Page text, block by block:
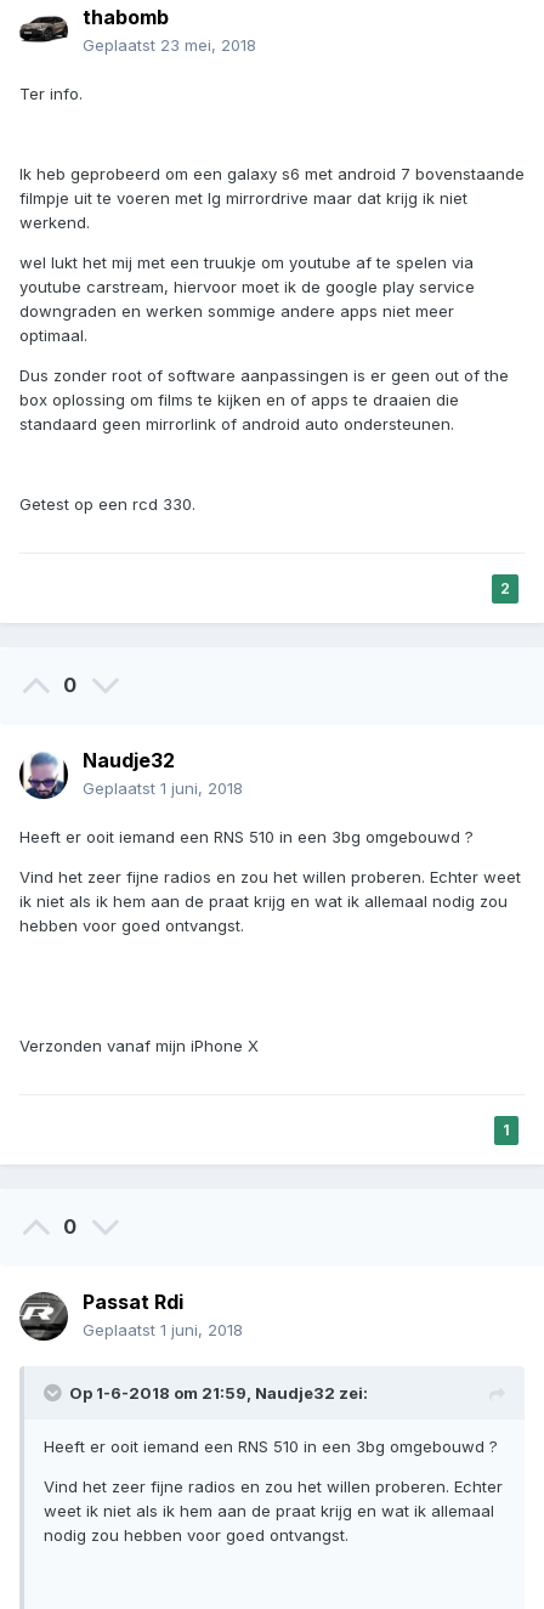
thabomb
Geplaatst 23 mei, 2018
Ter info.
Ik heb geprobeerd om een galaxy s6 met android 7 bovenstaande
filmpje uit te voeren met lg mirrordrive maar dat krijg ik niet
werkend.
wel lukt het mij met een truukje om youtube af te spelen via
youtube carstream, hiervoor moet ik de google play service
downgraden en werken sommige andere apps niet meer
optimaal.
Dus zonder root of software aanpassingen is er geen out of the
box oplossing om films te kijken en of apps te draaien die
standaard geen mirrorlink of android auto ondersteunen.
Getest op een rcd 330.
2
0
Naudje32
Geplaatst 1 juni, 2018
Heeft er ooit iemand een RNS 510 in een 3bg omgebouwd ?
Vind het zeer fijne radios en zou het willen proberen. Echter weet
ik niet als ik hem aan de praat krijg en wat ik allemaal nodig zou
hebben voor goed ontvangst.
Verzonden vanaf mijn iPhone X
1
0
Passat Rdi
Geplaatst 1 juni, 2018
Op 1-6-2018 om 21:59, Naudje32 zei:
Heeft er ooit iemand een RNS 510 in een 3bg omgebouwd ?
Vind het zeer fijne radios en zou het willen proberen. Echter
weet ik niet als ik hem aan de praat krijg en wat ik allemaal
nodig zou hebben voor goed ontvangst.